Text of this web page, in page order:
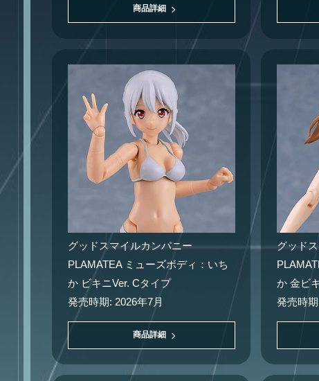
商品詳細
グッドスマイルカンパニー
PLAMATEA ミューズボディ：いち
か ビキニVer. Cタイプ
発売時期: 2026年7月
商品詳細
グッド
か 金ビ
発売時